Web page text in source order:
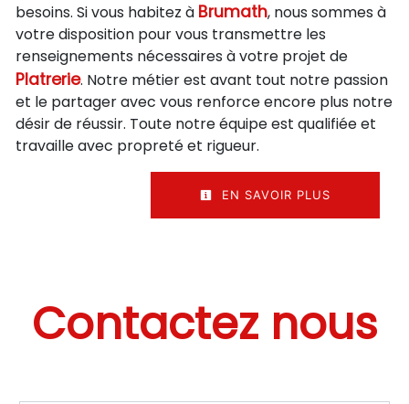
besoins. Si vous habitez à Brumath, nous sommes à
votre disposition pour vous transmettre les
renseignements nécessaires à votre projet de
Platrerie. Notre métier est avant tout notre passion
et le partager avec vous renforce encore plus notre
désir de réussir. Toute notre équipe est qualifiée et
travaille avec propreté et rigueur.
EN SAVOIR PLUS
Contactez nous